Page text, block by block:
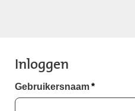
Inloggen
Gebruikersnaam*